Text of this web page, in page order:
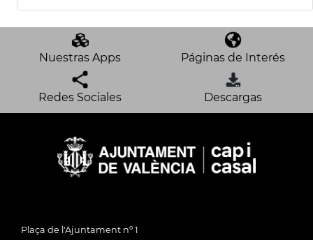
Nuestras Apps Páginas de Interés
Redes Sociales Descargas
Plaça de l'Ajuntament nº 1